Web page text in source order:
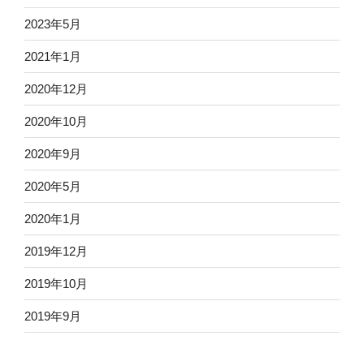
2023年5月
2021年1月
2020年12月
2020年10月
2020年9月
2020年5月
2020年1月
2019年12月
2019年10月
2019年9月